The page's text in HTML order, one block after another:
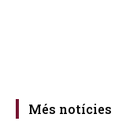
Més notícies